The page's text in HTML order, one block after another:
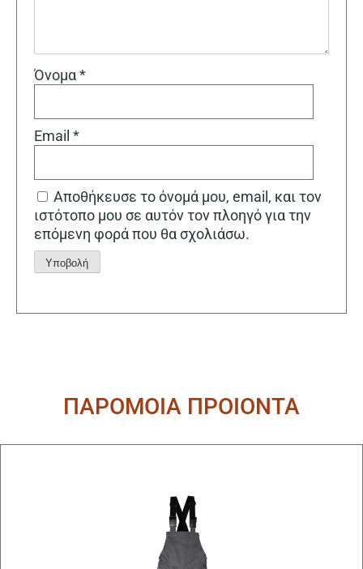
Όνομα*
Email *
Αποθήκευσε το όνομά μου, email, και τον
ιστότοπο μου σε αυτόν τον πλοηγό για την
επόμενη φορά που θα σχολιάσω.
ΠΑΡΟΜΟΙΑ ΠΡΟΙΟΝΤΑ